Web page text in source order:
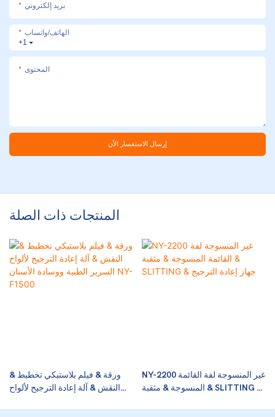
بريد إلكتروني
+1
الهاتف/واتساب
المحتوى
إرسال الاستفسار الآن
المنتجات ذات الصلة
ورقة & فيلم بلاستيكي تخطيط &
النقش & آلة إعادة الترجيح لألواح
NY-2200 غير المنسوجة لفة القائمة
المنسوجة & مثقبة & SLITTING &